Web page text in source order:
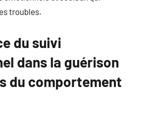
troubles.
du suivi
dans la guérison
du comportement